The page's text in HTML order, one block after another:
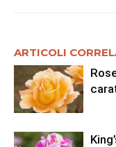
ARTICOLI